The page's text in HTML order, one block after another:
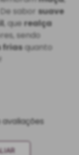
saborsuave
, querealça
sendo
friasquanto